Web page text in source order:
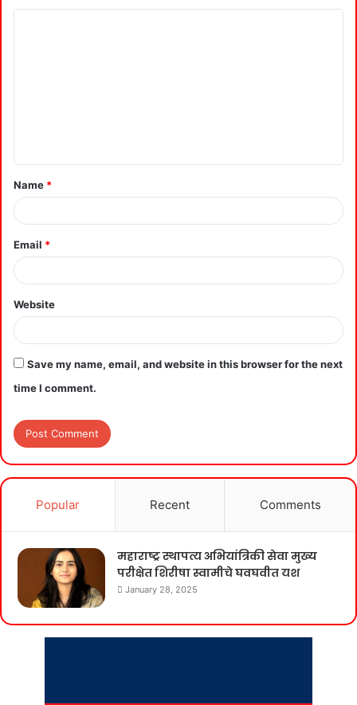
Name *
Email *
Website
Save my name, email, and website in this browser for the next
time I comment.
Popular Recent Comments
महाराष्ट्र स्थापत्य अभियांत्रिकी सेवा मुख्य
परीक्षेत शिरीषा स्वामीचे घवघवीत यश
January 28, 2025